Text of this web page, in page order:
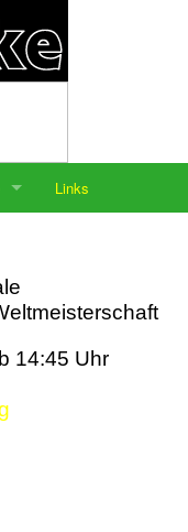
Links
14:45 Uhr